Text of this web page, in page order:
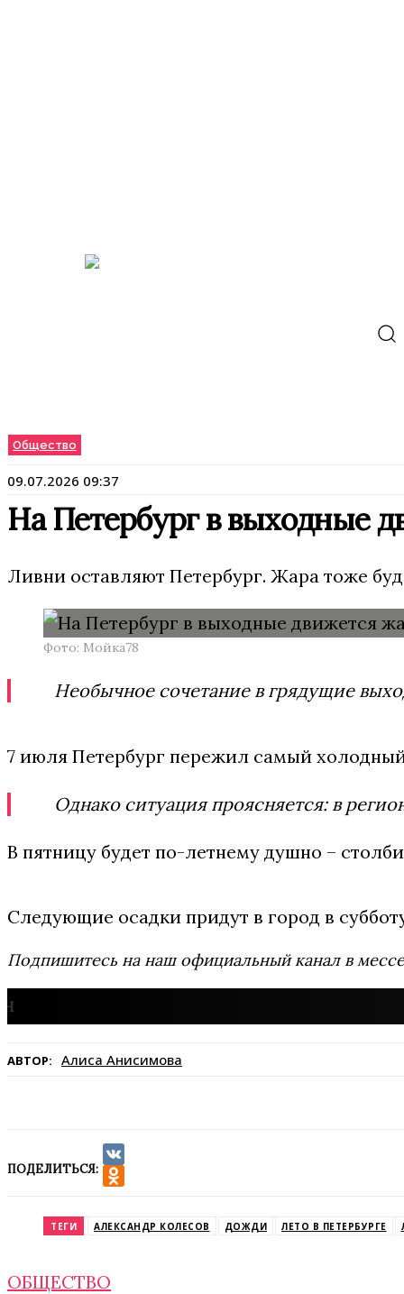
Общество
09.07.2026 09:37
На Петербург в выходные
Ливни оставляют Петербург. Жара тоже
Фото: Мойка78
Необычное сочетание в грядущие
7 июля Петербург пережил самый
Однако ситуация проясняется: в
В пятницу будет по-летнему душно –
Следующие осадки придут в город в
Подпишитесь на наш официальный канал в
АВТОР: Алиса Анисимова
ПОДЕЛИТЬСЯ:
VK
ТЕГИ АЛЕКСАНДР КОЛЕСОВ ДОЖДИ ЛЕТО В ПЕТЕРБУРГЕ
ОБЩЕСТВО